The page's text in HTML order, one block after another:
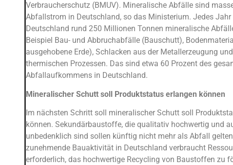
Verbraucherschutz (BMUV). Mineralische Abfälle sind
Abfallstrom in Deutschland, so das Ministerium. Jedes
Deutschland rund 250 Millionen Tonnen mineralische
Beispiel Bau- und Abbruchabfälle (Bauschutt),
ausgehobene Erde), Schlacken aus der Metallerzeugung
thermischen Prozessen. Das sind etwa 60 Prozent des
Abfallaufkommens in Deutschland.
Mineralischer Schutt soll Produktstatus erlangen können
Im nächsten Schritt soll mineralischer Schutt soll
können. Sekundärbaustoffe, die qualitativ hochwertig und
unbedenklich sind sollen künftig nicht mehr als Abfall
zunehmende Bauaktivität in Deutschland verbraucht
erforderlich, das hochwertige Recycling von Baustoffen zu